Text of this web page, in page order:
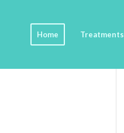
Home Treatments